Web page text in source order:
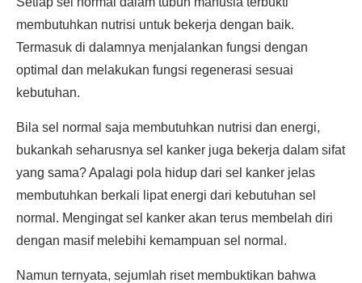
membutuhkan nutrisi untuk bekerja dengan baik.
Termasuk di dalamnya menjalankan fungsi dengan
optimal dan melakukan fungsi regenerasi sesuai
kebutuhan.
Bila sel normal saja membutuhkan nutrisi dan energi,
bukankah seharusnya sel kanker juga bekerja dalam sifat
yang sama? Apalagi pola hidup dari sel kanker jelas
membutuhkan berkali lipat energi dari kebutuhan sel
normal. Mengingat sel kanker akan terus membelah diri
dengan masif melebihi kemampuan sel normal.
Namun ternyata, sejumlah riset membuktikan bahwa